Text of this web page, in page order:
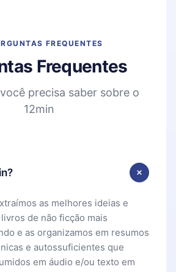
FREQUENTES
Frequentes
precisa saber sobre o
12min
as melhores ideias e
de não ficção mais
e as organizamos em resumos
e autossuficientes que
em áudio e/ou texto em